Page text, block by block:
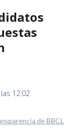
12:02
de BBCL